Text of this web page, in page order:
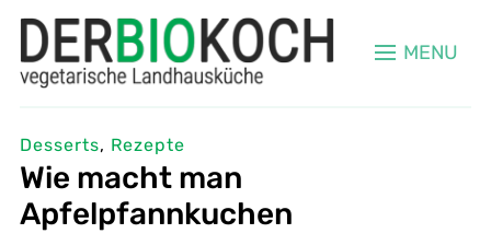
MENU
Desserts, Rezepte
Wie macht man
Apfelpfannkuchen